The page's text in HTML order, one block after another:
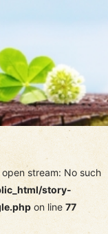
stream: No such
story-
on line 77